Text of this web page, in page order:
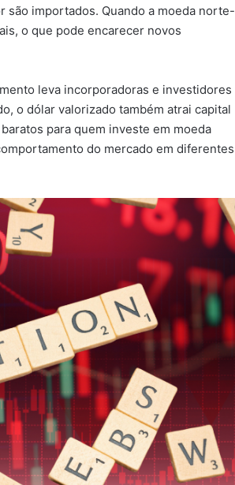
importados. Quando a moeda norte-
o que pode encarecer novos
leva incorporadoras e investidores
o dólar valorizado também atrai capital
para quem investe em moeda
do mercado em diferentes